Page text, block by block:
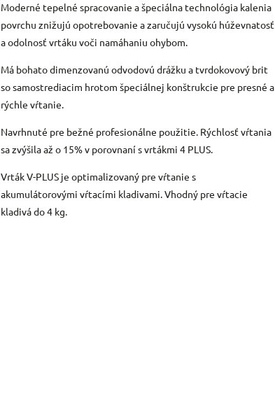
Moderné tepelné spracovanie a špeciálna technológia kalenia
povrchu znižujú opotrebovanie a zaručujú vysokú húževnatosť
a odolnosť vrtáku voči namáhaniu ohybom.
Má bohato dimenzovanú odvodovú drážku a tvrdokovový brit
so samostrediacim hrotom špeciálnej konštrukcie pre presné a
rýchle vŕtanie.
Navrhnuté pre bežné profesionálne použitie. Rýchlosť vŕtania
sa zvýšila až o 15% v porovnaní s vrtákmi 4 PLUS.
Vrták V-PLUS je optimalizovaný pre vŕtanie s
akumulátorovými vŕtacími kladivami. Vhodný pre vŕtacie
kladivá do 4 kg.